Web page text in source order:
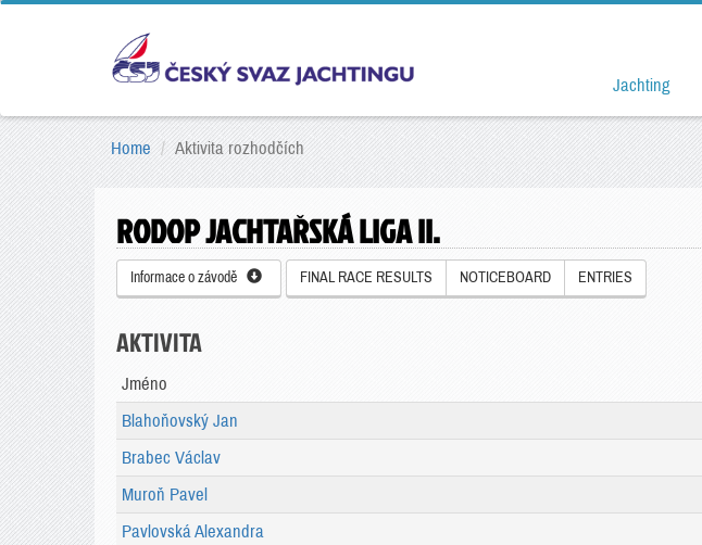
Jachting
Home Aktivita rozhodčích
RODOP JACHTAŘSKÁ LIGA II.
Informace o závodě FINAL RACE RESULTS NOTICEBOARD ENTRIES
AKTIVITA
Jméno
Blahoňovský Jan
Brabec Václav
Muroň Pavel
Pavlovská Alexandra